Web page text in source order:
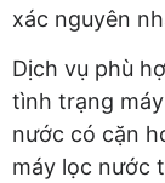
xác nguyên
Dịch vụ phù
tình trạng
nước có cặn
máy lọc nước